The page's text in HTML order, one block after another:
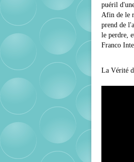
puéril
Afin de le
prend de
le perdre,
Franco
La Vérité